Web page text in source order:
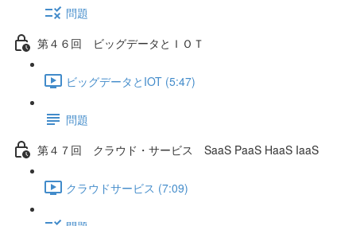
問題
第４６回 ビッグデータとＩＯＴ
ビッグデータとIOT (5:47)
問題
第４７回 クラウド・サービス SaaS PaaS HaaS IaaS
クラウドサービス (7:09)